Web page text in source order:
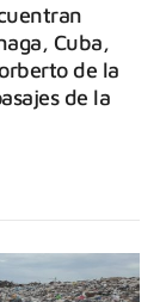
Cuba,
de la
de la